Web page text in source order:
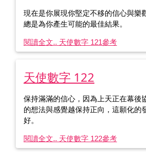
現在是你展現你堅定不移的信心與樂
總是為你產生可能的最佳結果。
閱讀全文.. 天使數字 121參考
天使數字 122
保持滿滿的信心，因為上天正在幕後
的想法與感覺越保持正向，這願化的
好。
閱讀全文.. 天使數字 122參考